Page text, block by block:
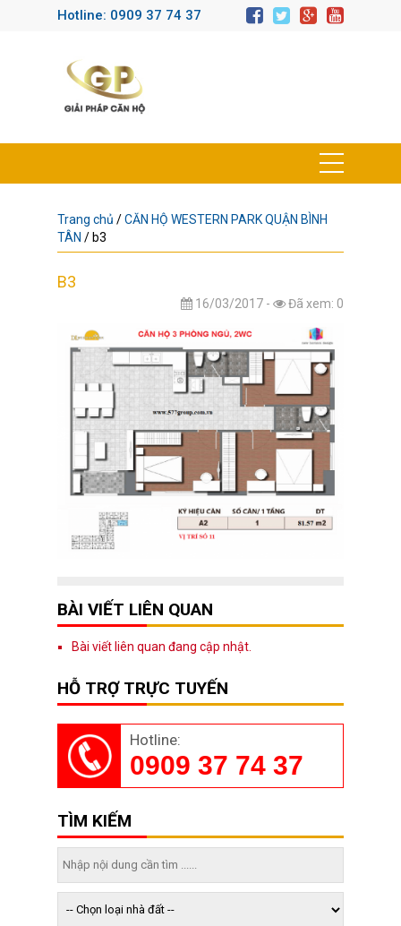
Hotline: 0909 37 74 37
Trang chủ /CĂN HỘ WESTERN PARK QUẬN BÌNH
TÂN / b3
B3
16/03/2017 - Đã xem: 0
BÀI VIẾT LIÊN QUAN
Bài viết liên quan đang cập nhật.
HỖ TRỢ TRỰC TUYẾN
Hotline:
0909 37 74 37
TÌM KIẾM